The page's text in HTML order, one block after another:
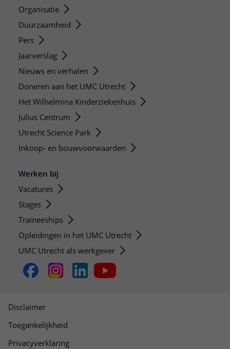
Organisatie
Duurzaamheid
Pers
Jaarverslag
Nieuws en verhalen
Doneren aan het UMC Utrecht
Het Wilhelmina Kinderziekenhuis
Julius Centrum
Utrecht Science Park
Inkoop- en bouwvoorwaarden
Werken bij
Vacatures
Stages
Traineeships
Opleidingen in het UMC Utrecht
UMC Utrecht als werkgever
Disclaimer
Toegankelijkheid
Privacyverklaring